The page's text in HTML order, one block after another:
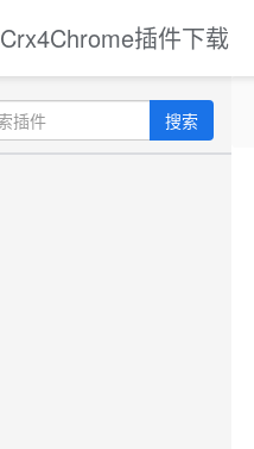
Crx4Chrome插件下载
搜索